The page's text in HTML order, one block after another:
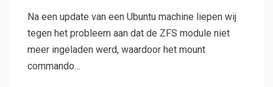
Na een update van een Ubuntu machine liepen wij
tegen het probleem aan dat de ZFS module niet
meer ingeladen werd, waardoor het mount
commando…